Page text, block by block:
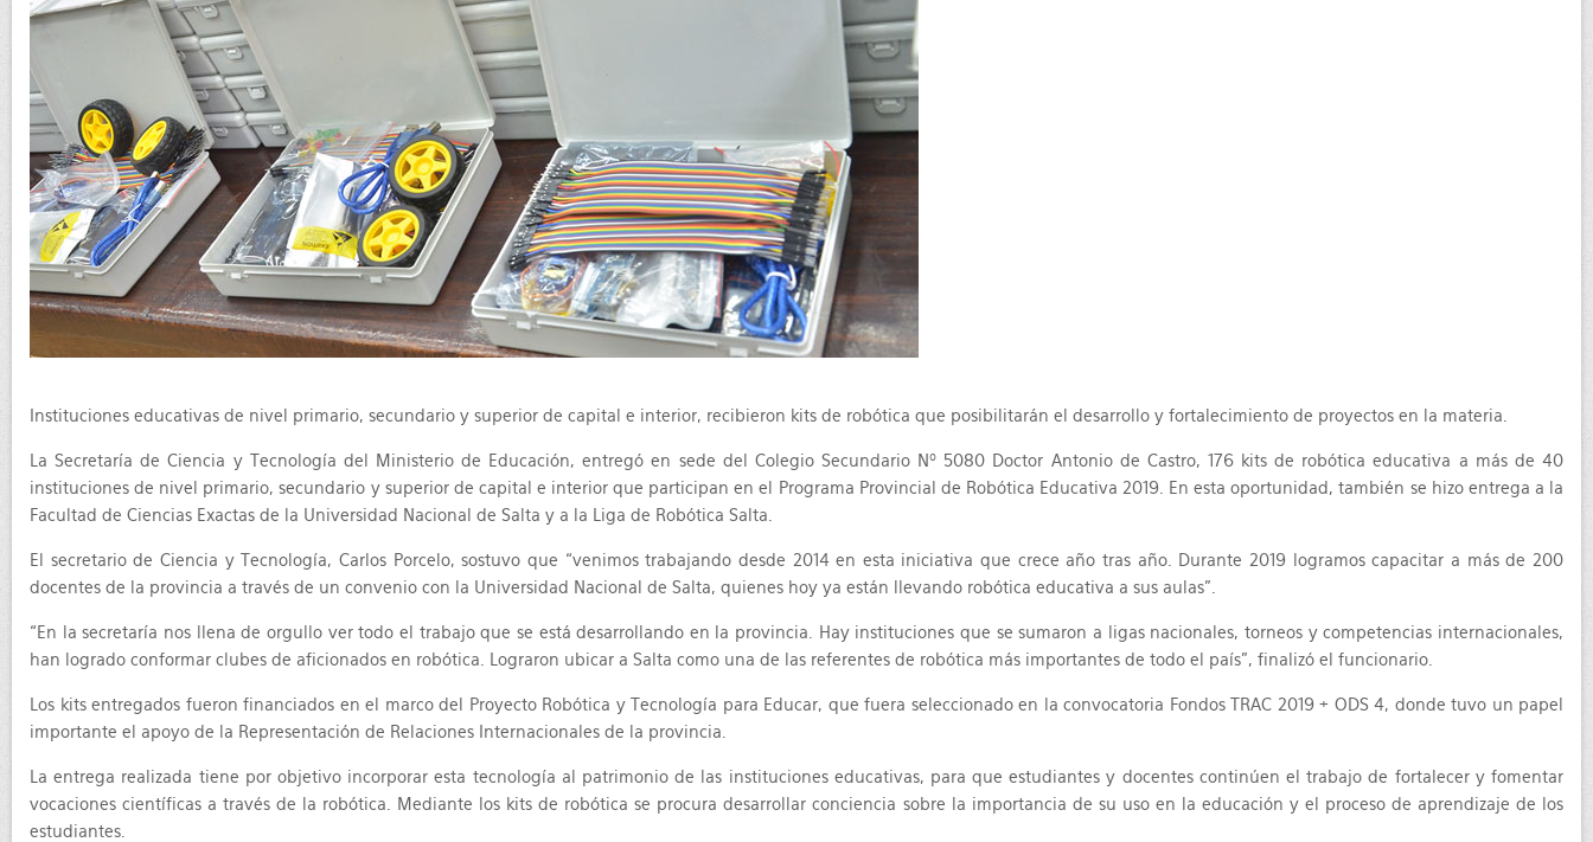
Instituciones educativas de nivel primario, secundario y superior de capital e interior, recibieron kits de robótica que posibilitarán el desarrollo y fortalecimiento de proyectos en la materia.
La Secretaría de Ciencia y Tecnología del Ministerio de Educación, entregó en sede del Colegio Secundario Nº 5080 Doctor Antonio de Castro, 176 kits de robótica educativa a más de 40
instituciones de nivel primario, secundario y superior de capital e interior que participan en el Programa Provincial de Robótica Educativa 2019. En esta oportunidad, también se hizo entrega a la
Facultad de Ciencias Exactas de la Universidad Nacional de Salta y a la Liga de Robótica Salta.
El secretario de Ciencia y Tecnología, Carlos Porcelo, sostuvo que “venimos trabajando desde 2014 en esta iniciativa que crece año tras año. Durante 2019 logramos capacitar a más de 200
docentes de la provincia a través de un convenio con la Universidad Nacional de Salta, quienes hoy ya están llevando robótica educativa a sus aulas”.
“En la secretaría nos llena de orgullo ver todo el trabajo que se está desarrollando en la provincia. Hay instituciones que se sumaron a ligas nacionales, torneos y competencias internacionales,
han logrado conformar clubes de aficionados en robótica. Lograron ubicar a Salta como una de las referentes de robótica más importantes de todo el país”, finalizó el funcionario.
Los kits entregados fueron financiados en el marco del Proyecto Robótica y Tecnología para Educar, que fuera seleccionado en la convocatoria Fondos TRAC 2019 + ODS 4, donde tuvo un papel
importante el apoyo de la Representación de Relaciones Internacionales de la provincia.
La entrega realizada tiene por objetivo incorporar esta tecnología al patrimonio de las instituciones educativas, para que estudiantes y docentes continúen el trabajo de fortalecer y fomentar
vocaciones científicas a través de la robótica. Mediante los kits de robótica se procura desarrollar conciencia sobre la importancia de su uso en la educación y el proceso de aprendizaje de los
estudiantes.